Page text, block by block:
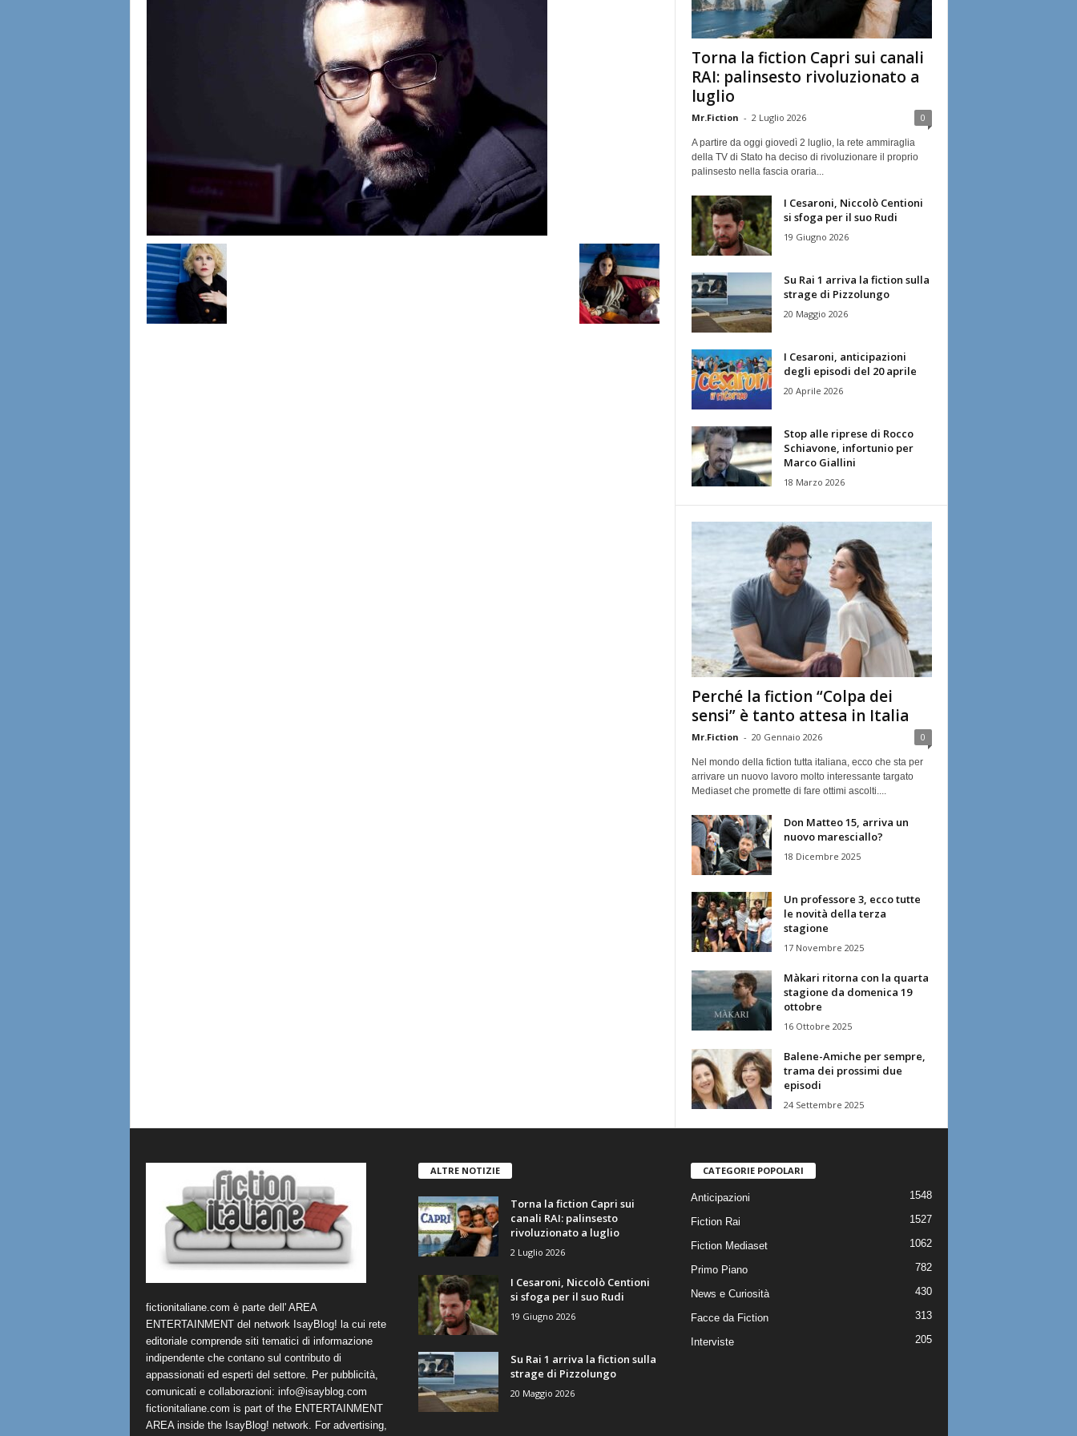
Torna la fiction Capri sui canali
RAI: palinsesto rivoluzionato a
luglio
Mr.Fiction - 2 Luglio 2026 0
A partire da oggi giovedì 2 luglio, la rete ammiraglia
della TV di Stato ha deciso di rivoluzionare il proprio
palinsesto nella fascia oraria...
I Cesaroni, Niccolò Centioni
si sfoga per il suo Rudi
19 Giugno 2026
Su Rai 1 arriva la fiction sulla
strage di Pizzolungo
20 Maggio 2026
I Cesaroni, anticipazioni
degli episodi del 20 aprile
20 Aprile 2026
Stop alle riprese di Rocco
Schiavone, infortunio per
Marco Giallini
18 Marzo 2026
Perché la fiction “Colpa dei
sensi” è tanto attesa in Italia
Mr.Fiction - 20 Gennaio 2026 0
Nel mondo della fiction tutta italiana, ecco che sta per
arrivare un nuovo lavoro molto interessante targato
Mediaset che promette di fare ottimi ascolti....
Don Matteo 15, arriva un
nuovo maresciallo?
18 Dicembre 2025
Un professore 3, ecco tutte
le novità della terza
stagione
17 Novembre 2025
Màkari ritorna con la quarta
stagione da domenica 19
ottobre
16 Ottobre 2025
Balene-Amiche per sempre,
trama dei prossimi due
episodi
24 Settembre 2025
fictionitaliane.com è parte dell' AREA
ENTERTAINMENT del network IsayBlog! la cui rete
editoriale comprende siti tematici di informazione
indipendente che contano sul contributo di
appassionati ed esperti del settore. Per pubblicità,
comunicati e collaborazioni: info@isayblog.com
fictionitaliane.com is part of the ENTERTAINMENT
AREA inside the IsayBlog! network. For advertising,
ALTRE NOTIZIE
Torna la fiction Capri sui
canali RAI: palinsesto
rivoluzionato a luglio
2 Luglio 2026
I Cesaroni, Niccolò Centioni
si sfoga per il suo Rudi
19 Giugno 2026
Su Rai 1 arriva la fiction sulla
strage di Pizzolungo
20 Maggio 2026
CATEGORIE POPOLARI
Anticipazioni 1548
Fiction Rai 1527
Fiction Mediaset 1062
Primo Piano 782
News e Curiosità 430
Facce da Fiction 313
Interviste 205